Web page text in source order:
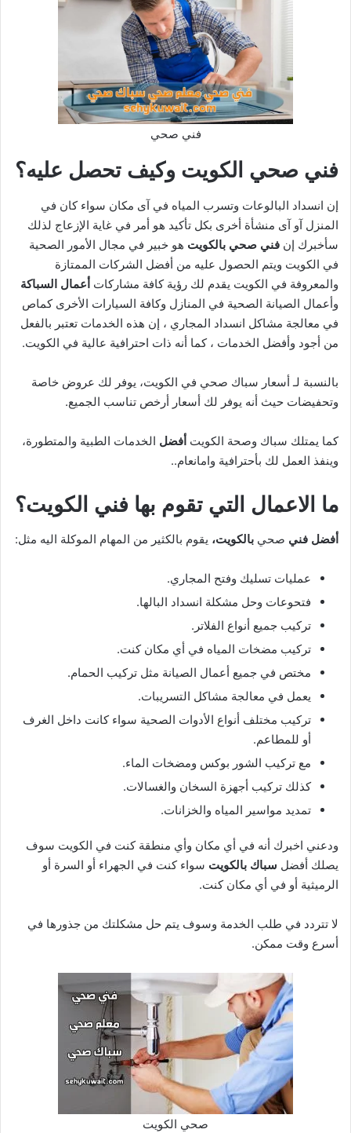
فني صحي
فني صحي الكويت وكيف تحصل عليه؟
إن انسداد البالوعات وتسرب المياه في آى مكان سواء كان في
المنزل آو آى منشأة أخرى بكل تأكيد هو أمر في غاية الإزعاج لذلك
سأخبرك إن فني صحي بالكويت هو خبير في مجال الأمور الصحية
في الكويت ويتم الحصول عليه من أفضل الشركات الممتازة
والمعروفة في الكويت يقدم لك رؤية كافة مشاركات أعمال السباكة
وأعمال الصيانة الصحية في المنازل وكافة السيارات الأخرى كماص
في معالجة مشاكل انسداد المجاري ، إن هذه الخدمات تعتبر بالفعل
من أجود وأفضل الخدمات ، كما أنه ذات احترافية عالية في الكويت.
بالنسبة لـ أسعار سباك صحي في الكويت، يوفر لك عروض خاصة
وتحفيضات حيث أنه يوفر لك أسعار أرخص تناسب الجميع.
كما يمتلك سباك وصحة الكويت أفضل الخدمات الطبية والمتطورة،
وينفذ العمل لك بأحترافية وامانعام..
ما الاعمال التي تقوم بها فني الكويت؟
أفضل فني صحي بالكويت، يقوم بالكثير من المهام الموكلة اليه مثل:
عمليات تسليك وفتح المجاري.
فتحوعات وحل مشكلة انسداد البالها.
تركيب جميع أنواع الفلاتر.
تركيب مضخات المياه في أي مكان كنت.
مختص في جميع أعمال الصيانة مثل تركيب الحمام.
يعمل في معالجة مشاكل التسريبات.
تركيب مختلف أنواع الأدوات الصحية سواء كانت داخل الغرف
أو للمطاعم.
مع تركيب الشور بوكس ​​ومضخات الماء.
كذلك تركيب أجهزة السخان والغسالات.
تمديد مواسير المياه والخزانات.
ودعني اخبرك أنه في أي مكان وأي منطقة كنت في الكويت سوف
يصلك أفضل سباك بالكويت سواء كنت في الجهراء أو السرة أو
الرميثية أو في أي مكان كنت.
لا تتردد في طلب الخدمة وسوف يتم حل مشكلتك من جذورها في
أسرع وقت ممكن.
صحي الكويت